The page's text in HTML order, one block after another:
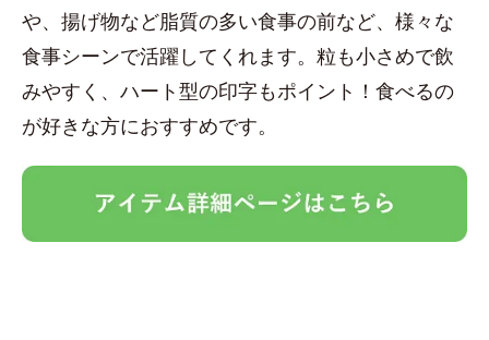
や、揚げ物など脂質の多い食事の前など、様々な
食事シーンで活躍してくれます。粒も小さめで飲
みやすく、ハート型の印字もポイント！食べるの
が好きな方におすすめです。